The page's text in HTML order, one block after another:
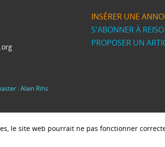
INSÉRER UNE
S'ABONNER À REISO
PROPOSER UN
: Alain Rihs
le site web pourrait ne pas fonctionner